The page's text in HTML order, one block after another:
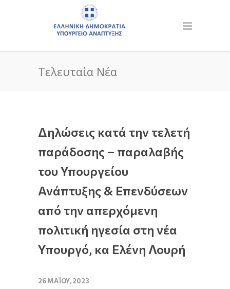
Τελευταία Νέα
Δηλώσεις κατά την τελετή
παράδοσης – παραλαβής
του Υπουργείου
Ανάπτυξης & Επενδύσεων
από την απερχόμενη
πολιτική ηγεσία στη νέα
Υπουργό, κα Ελένη Λουρή
26 ΜΑΪ́ΟΥ, 2023